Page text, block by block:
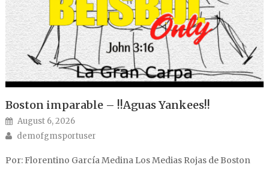
Boston imparable – !!Aguas Yankees!!
Posted on
August 6, 2026
Author
demofgmsportuser
Por: Florentino García Medina Los Medias Rojas de Boston